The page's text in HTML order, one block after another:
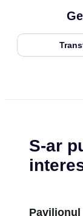
S-ar
Pavilionul